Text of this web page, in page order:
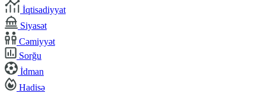
İqtisadiyyat
Siyasət
Cəmiyyət
Sorğu
İdman
Hadisə